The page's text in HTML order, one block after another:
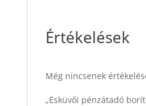
Értékelések
Még nincsenek
„Esküvői pénzátadó